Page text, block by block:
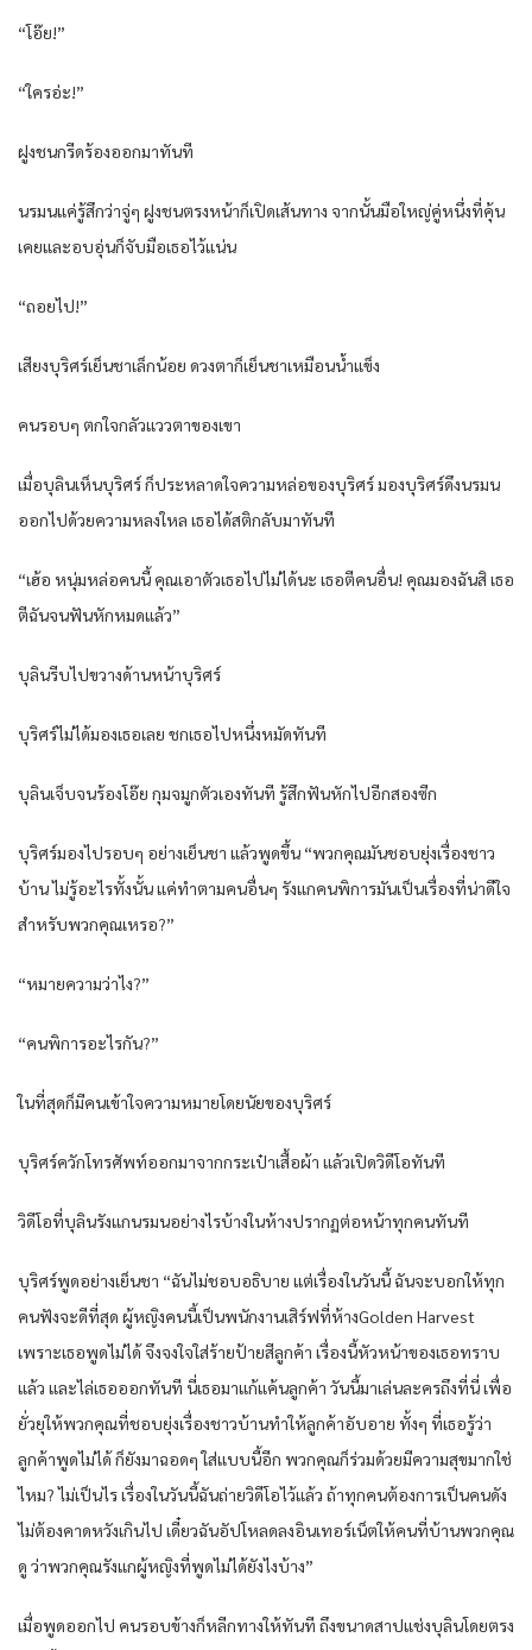
“โอ๊ย!”
“ใครอ่ะ!”
ฝูงชนกรีดร้องออกมาทันที
นรมนแค่รู้สึกว่าจู่ๆ ฝูงชนตรงหน้าก็เปิดเส้นทาง จากนั้นมือใหญ่คู่หนึ่งที่คุ้น
เคยและอบอุ่นก็จับมือเธอไว้แน่น
“ถอยไป!”
เสียงบุริศร์เย็นชาเล็กน้อย ดวงตาก็เย็นชาเหมือนน้ำแข็ง
คนรอบๆ ตกใจกลัวแววตาของเขา
เมื่อบุลินเห็นบุริศร์ ก็ประหลาดใจความหล่อของบุริศร์ มองบุริศร์ดึงนรมน
ออกไปด้วยความหลงใหล เธอได้สติกลับมาทันที
“เฮ้อ หนุ่มหล่อคนนี้ คุณเอาตัวเธอไปไม่ได้นะ เธอตีคนอื่น! คุณมองฉันสิ เธอ
ตีฉันจนฟันหักหมดแล้ว”
บุลินรีบไปขวางด้านหน้าบุริศร์
บุริศร์ไม่ได้มองเธอเลย ชกเธอไปหนึ่งหมัดทันที
บุลินเจ็บจนร้องโอ๊ย กุมจมูกตัวเองทันที รู้สึกฟันหักไปอีกสองซีก
บุริศร์มองไปรอบๆ อย่างเย็นชา แล้วพูดขึ้น “พวกคุณมันชอบยุ่งเรื่องชาว
บ้าน ไม่รู้อะไรทั้งนั้น แค่ทำตามคนอื่นๆ รังแกคนพิการมันเป็นเรื่องที่น่าดีใจ
สำหรับพวกคุณเหรอ?”
“หมายความว่าไง?”
“คนพิการอะไรกัน?”
ในที่สุดก็มีคนเข้าใจความหมายโดยนัยของบุริศร์
บุริศร์ควักโทรศัพท์ออกมาจากกระเป๋าเสื้อผ้า แล้วเปิดวิดีโอทันที
วิดีโอที่บุลินรังแกนรมนอย่างไรบ้างในห้างปรากฏต่อหน้าทุกคนทันที
บุริศร์พูดอย่างเย็นชา “ฉันไม่ชอบอธิบาย แต่เรื่องในวันนี้ ฉันจะบอกให้ทุก
คนฟังจะดีที่สุด ผู้หญิงคนนี้เป็นพนักงานเสิร์ฟที่ห้างGolden Harvest
เพราะเธอพูดไม่ได้ จึงจงใจใส่ร้ายป้ายสีลูกค้า เรื่องนี้หัวหน้าของเธอทราบ
แล้ว และไล่เธอออกทันที นี่เธอมาแก้แค้นลูกค้า วันนี้มาเล่นละครถึงที่นี่ เพื่อ
ยั่วยุให้พวกคุณที่ชอบยุ่งเรื่องชาวบ้านทำให้ลูกค้าอับอาย ทั้งๆ ที่เธอรู้ว่า
ลูกค้าพูดไม่ได้ ก็ยังมาฉอดๆ ใส่แบบนี้อีก พวกคุณก็ร่วมด้วยมีความสุขมากใช่
ไหม? ไม่เป็นไร เรื่องในวันนี้ฉันถ่ายวิดีโอไว้แล้ว ถ้าทุกคนต้องการเป็นคนดัง
ไม่ต้องคาดหวังเกินไป เดี๋ยวฉันอัปโหลดลงอินเทอร์เน็ตให้คนที่บ้านพวกคุณ
ดู ว่าพวกคุณรังแกผู้หญิงที่พูดไม่ได้ยังไงบ้าง”
เมื่อพูดออกไป คนรอบข้างก็หลีกทางให้ทันที ถึงขนาดสาปแช่งบุลินโดยตรง